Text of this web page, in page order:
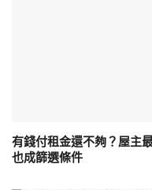
有錢付租金還不夠？屋主
也成篩選條件